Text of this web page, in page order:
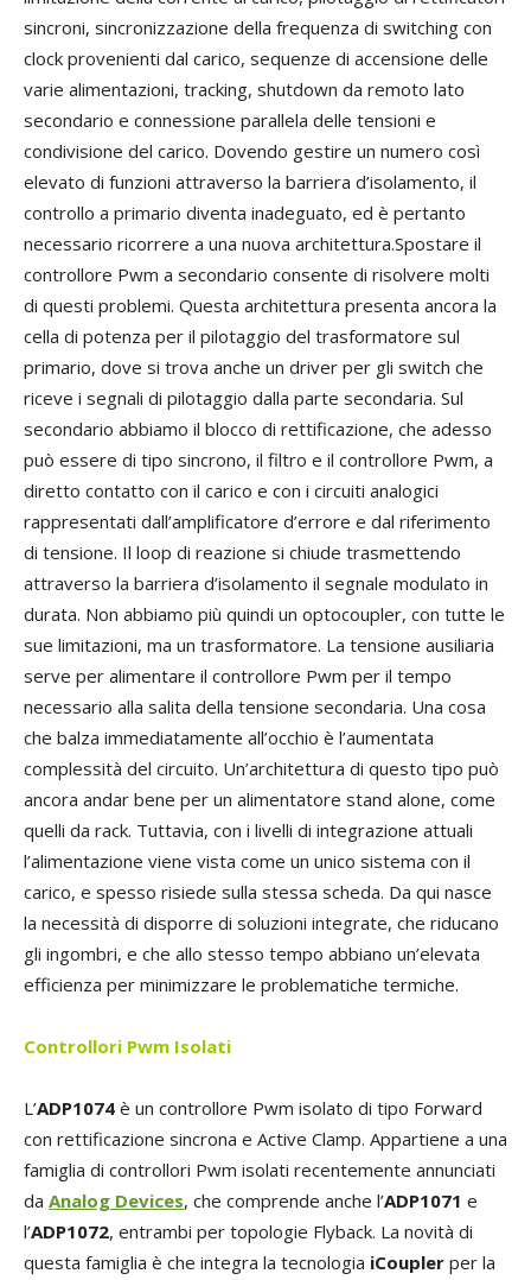
sincroni, sincronizzazione della frequenza di switching con
clock provenienti dal carico, sequenze di accensione delle
varie alimentazioni, tracking, shutdown da remoto lato
secondario e connessione parallela delle tensioni e
condivisione del carico. Dovendo gestire un numero così
elevato di funzioni attraverso la barriera d’isolamento, il
controllo a primario diventa inadeguato, ed è pertanto
necessario ricorrere a una nuova architettura.Spostare il
controllore Pwm a secondario consente di risolvere molti
di questi problemi. Questa architettura presenta ancora la
cella di potenza per il pilotaggio del trasformatore sul
primario, dove si trova anche un driver per gli switch che
riceve i segnali di pilotaggio dalla parte secondaria. Sul
secondario abbiamo il blocco di rettificazione, che adesso
può essere di tipo sincrono, il filtro e il controllore Pwm, a
diretto contatto con il carico e con i circuiti analogici
rappresentati dall’amplificatore d’errore e dal riferimento
di tensione. Il loop di reazione si chiude trasmettendo
attraverso la barriera d’isolamento il segnale modulato in
durata. Non abbiamo più quindi un optocoupler, con tutte le
sue limitazioni, ma un trasformatore. La tensione ausiliaria
serve per alimentare il controllore Pwm per il tempo
necessario alla salita della tensione secondaria. Una cosa
che balza immediatamente all’occhio è l’aumentata
complessità del circuito. Un’architettura di questo tipo può
ancora andar bene per un alimentatore stand alone, come
quelli da rack. Tuttavia, con i livelli di integrazione attuali
l’alimentazione viene vista come un unico sistema con il
carico, e spesso risiede sulla stessa scheda. Da qui nasce
la necessità di disporre di soluzioni integrate, che riducano
gli ingombri, e che allo stesso tempo abbiano un’elevata
efficienza per minimizzare le problematiche termiche.
Controllori Pwm Isolati
L’ADP1074 è un controllore Pwm isolato di tipo Forward
con rettificazione sincrona e Active Clamp. Appartiene a una
famiglia di controllori Pwm isolati recentemente annunciati
da Analog Devices, che comprende anche l’ADP1071 e
l’ADP1072, entrambi per topologie Flyback. La novità di
questa famiglia è che integra la tecnologia iCoupler per la